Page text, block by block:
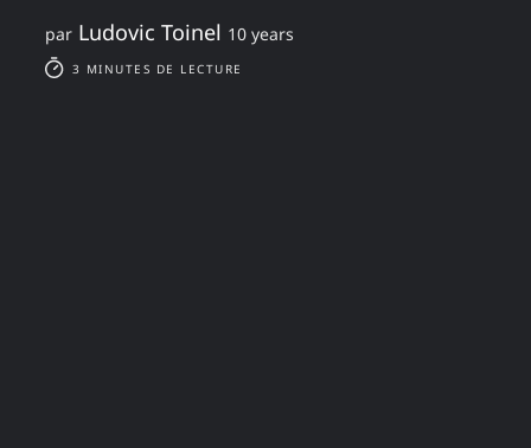
par Ludovic Toinel 10 years
3 MINUTES DE LECTURE